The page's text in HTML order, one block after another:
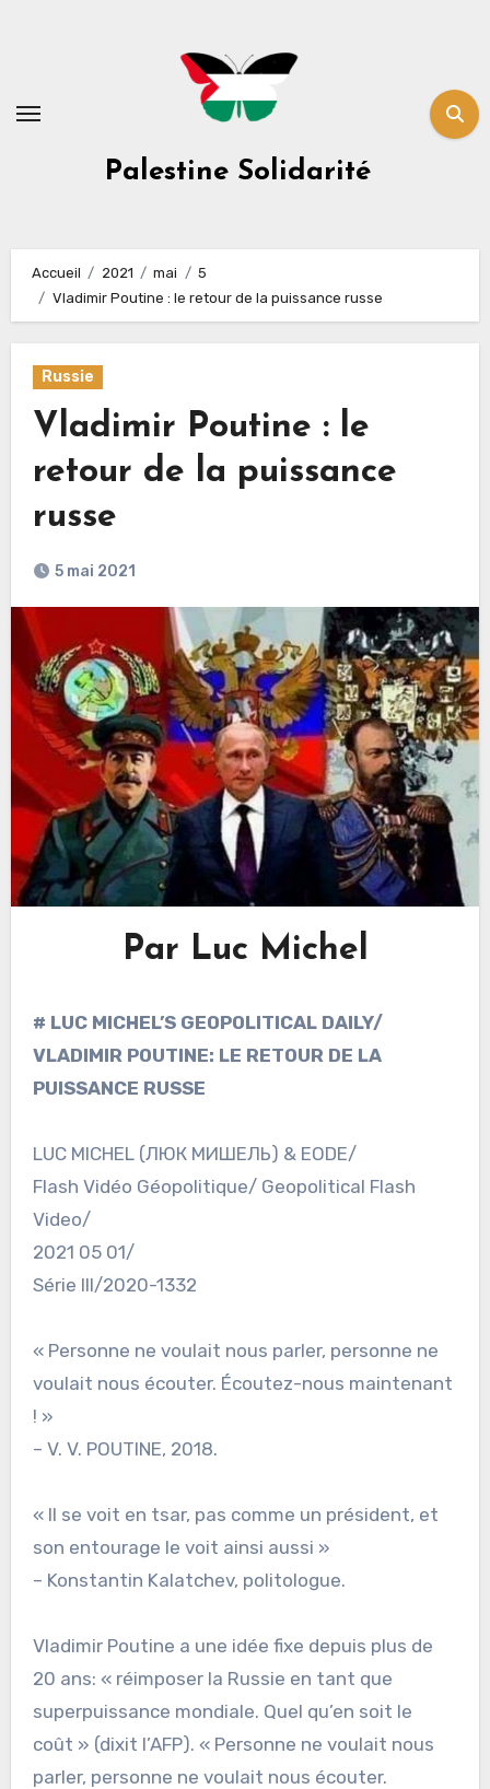
Palestine Solidarité
Accueil 2021 mai
5
Vladimir Poutine : le retour de la puissance russe
Russie
Vladimir Poutine : le
retour de la puissance
russe
5 mai 2021
Par Luc Michel
# LUC MICHEL’S GEOPOLITICAL DAILY/
VLADIMIR POUTINE: LE RETOUR DE LA
PUISSANCE RUSSE
LUC MICHEL (ЛЮК МИШЕЛЬ) & EODE/
Flash Vidéo Géopolitique/ Geopolitical Flash
Video/
2021 05 01/
Série III/2020-1332
« Personne ne voulait nous parler, personne ne
voulait nous écouter. Écoutez-nous maintenant
! »
– V. V. POUTINE, 2018.
« Il se voit en tsar, pas comme un président, et
son entourage le voit ainsi aussi »
– Konstantin Kalatchev, politologue.
Vladimir Poutine a une idée fixe depuis plus de
20 ans: « réimposer la Russie en tant que
superpuissance mondiale. Quel qu’en soit le
coût » (dixit l’AFP). « Personne ne voulait nous
parler, personne ne voulait nous écouter.